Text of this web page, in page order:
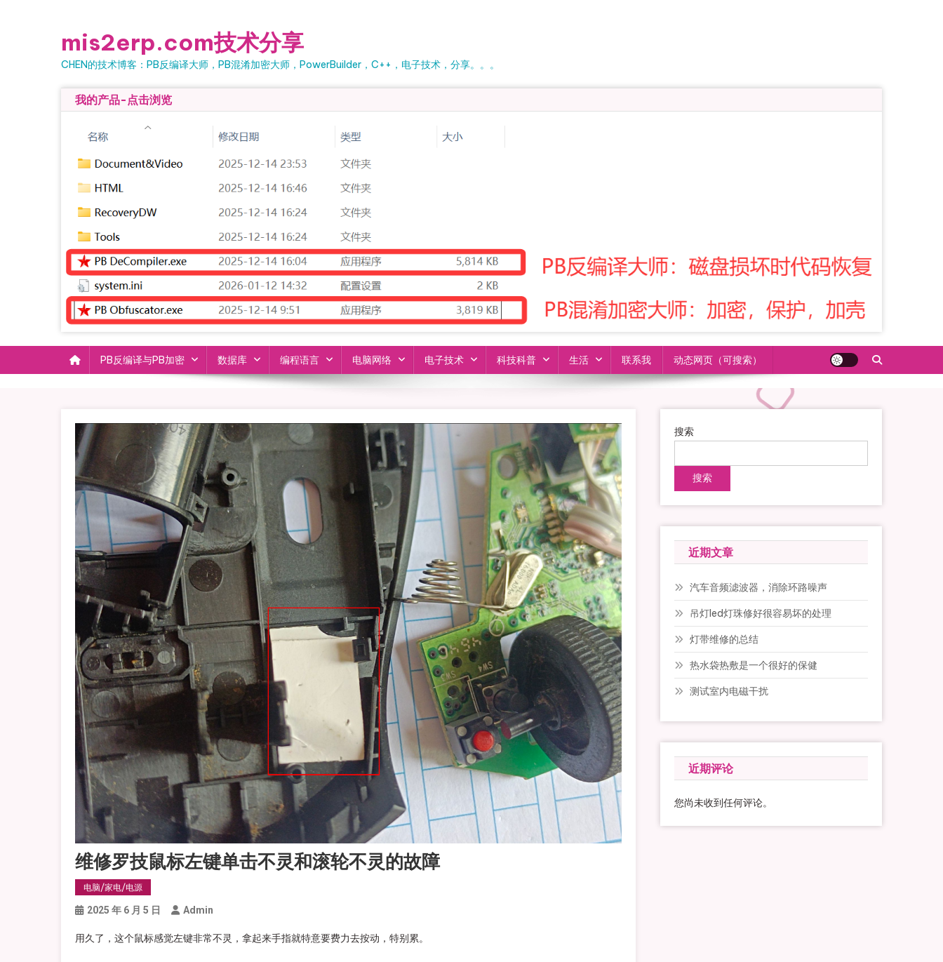
mis2erp.com技术分享
CHEN的技术博客：PB反编译大师，PB混淆加密大师，PowerBuilder，C++，电子技术，分享。。。
我的产品-点击浏览
PB反编译与PB加密 数据库 编程语言 电脑网络 电子技术 科技科普 生活 联系我 动态网页（可搜索）
维修罗技鼠标左键单击不灵和滚轮不灵的故障
电脑/家电/电源
2025 年 6 月 5 日 Admin
用久了，这个鼠标感觉左键非常不灵，拿起来手指就特意要费力去按动，特别累。
搜索
搜索
近期文章
汽车音频滤波器，消除环路噪声
吊灯led灯珠修好很容易坏的处理
灯带维修的总结
热水袋热敷是一个很好的保健
测试室内电磁干扰
近期评论
您尚未收到任何评论。